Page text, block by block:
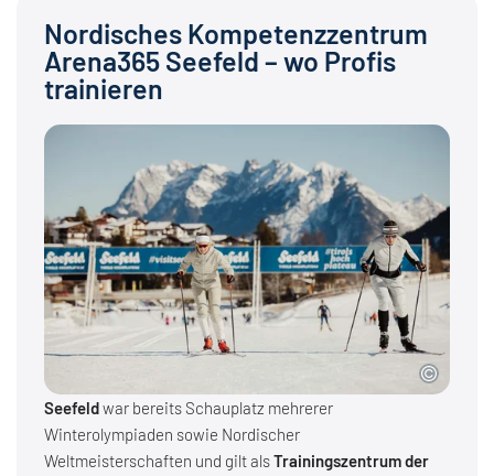
Nordisches Kompetenzzentrum
Arena365 Seefeld – wo Profis
trainieren
Seefeldwar bereits Schauplatz mehrerer
Winterolympiaden sowie Nordischer
Weltmeisterschaften und gilt alsTrainingszentrum der